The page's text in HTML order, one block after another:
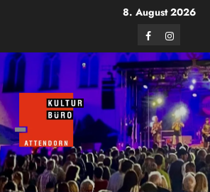
8. August 2026
FacebookInstagram